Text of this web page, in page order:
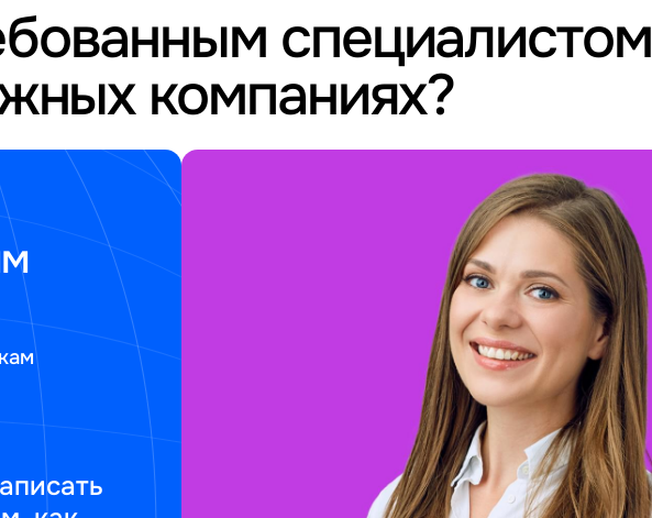
специалистом
компаниях?